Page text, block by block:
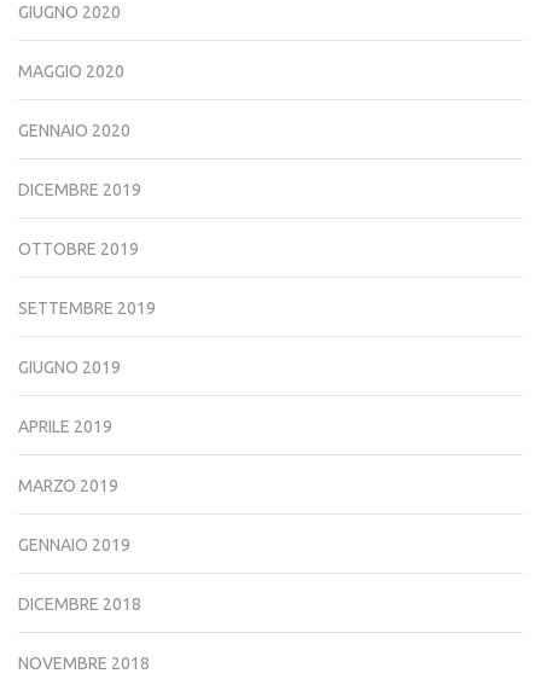
GIUGNO 2020
MAGGIO 2020
GENNAIO 2020
DICEMBRE 2019
OTTOBRE 2019
SETTEMBRE 2019
GIUGNO 2019
APRILE 2019
MARZO 2019
GENNAIO 2019
DICEMBRE 2018
NOVEMBRE 2018